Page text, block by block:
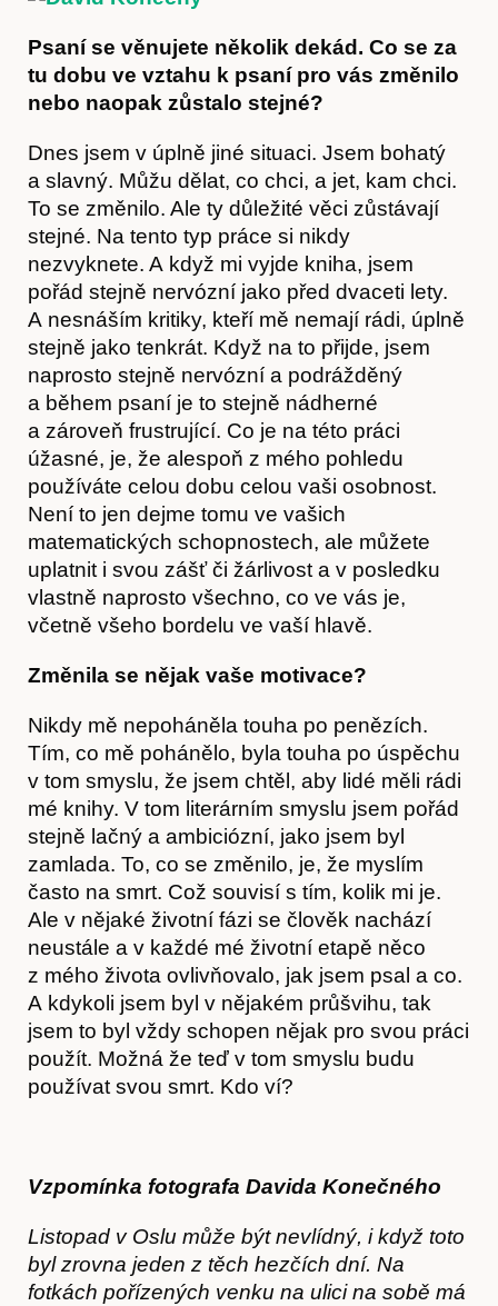
Psaní se věnujete několik dekád. Co se za
tu dobu ve vztahu k psaní pro vás změnilo
nebo naopak zůstalo stejné?
Dnes jsem v úplně jiné situaci. Jsem bohatý
a slavný. Můžu dělat, co chci, a jet, kam chci.
To se změnilo. Ale ty důležité věci zůstávají
stejné. Na tento typ práce si nikdy
nezvyknete. A když mi vyjde kniha, jsem
pořád stejně nervózní jako před dvaceti lety.
A nesnáším kritiky, kteří mě nemají rádi, úplně
stejně jako tenkrát. Když na to přijde, jsem
naprosto stejně nervózní a podrážděný
a během psaní je to stejně nádherné
a zároveň frustrující. Co je na této práci
úžasné, je, že alespoň z mého pohledu
používáte celou dobu celou vaši osobnost.
Není to jen dejme tomu ve vašich
matematických schopnostech, ale můžete
uplatnit i svou zášť či žárlivost a v posledku
vlastně naprosto všechno, co ve vás je,
včetně všeho bordelu ve vaší hlavě.
Změnila se nějak vaše motivace?
Nikdy mě nepoháněla touha po penězích.
Tím, co mě pohánělo, byla touha po úspěchu
v tom smyslu, že jsem chtěl, aby lidé měli rádi
mé knihy. V tom literárním smyslu jsem pořád
stejně lačný a ambiciózní, jako jsem byl
zamlada. To, co se změnilo, je, že myslím
často na smrt. Což souvisí s tím, kolik mi je.
Ale v nějaké životní fázi se člověk nachází
neustále a v každé mé životní etapě něco
z mého života ovlivňovalo, jak jsem psal a co.
A kdykoli jsem byl v nějakém průšvihu, tak
jsem to byl vždy schopen nějak pro svou práci
použít. Možná že teď v tom smyslu budu
používat svou smrt. Kdo ví?
Vzpomínka fotografa Davida Konečného
Listopad v Oslu může být nevlídný, i když toto
byl zrovna jeden z těch hezčích dní. Na
fotkách pořízených venku na ulici na sobě má